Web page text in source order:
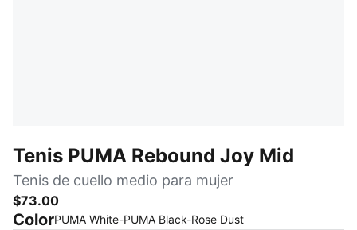
Tenis PUMA Rebound Joy Mid
Tenis de cuello medio para mujer
$73.00
ColorPUMA White-PUMA Black-Rose Dust: